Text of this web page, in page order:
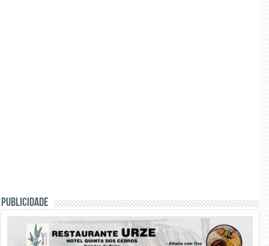
PUBLICIDADE